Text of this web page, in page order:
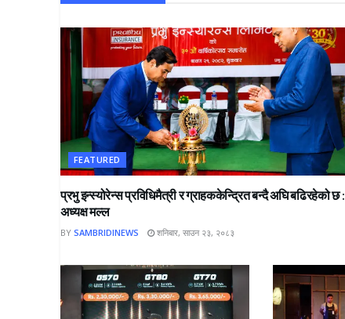
FEATURED
प्रभु इन्स्योरेन्स प्रविधिमैत्री र ग्राहककेन्द्रित बन्दै अघि बढिरहेको छ :
अध्यक्ष मल्ल
BY SAMBRIDINEWS शनिबार, साउन २३, २०८३